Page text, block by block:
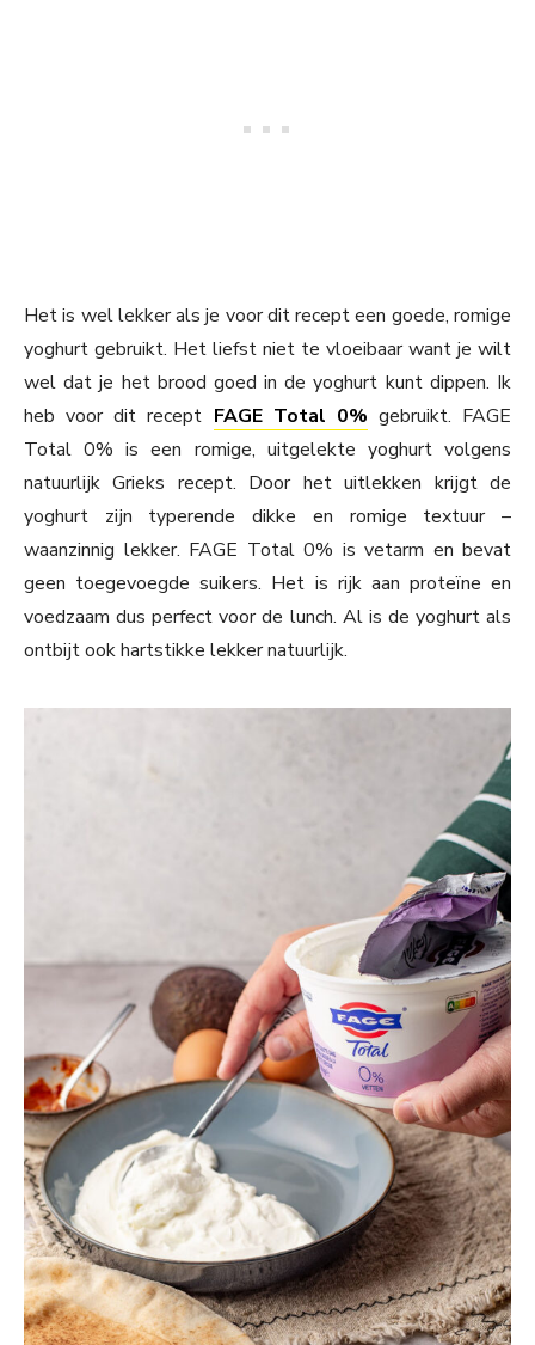
Het is wel lekker als je voor dit recept een goede, romige
yoghurt gebruikt. Het liefst niet te vloeibaar want je wilt
wel dat je het brood goed in de yoghurt kunt dippen. Ik
heb voor dit recept FAGE Total 0% gebruikt. FAGE
Total 0% is een romige, uitgelekte yoghurt volgens
natuurlijk Grieks recept. Door het uitlekken krijgt de
yoghurt zijn typerende dikke en romige textuur –
waanzinnig lekker. FAGE Total 0% is vetarm en bevat
geen toegevoegde suikers. Het is rijk aan proteïne en
voedzaam dus perfect voor de lunch. Al is de yoghurt als
ontbijt ook hartstikke lekker natuurlijk.